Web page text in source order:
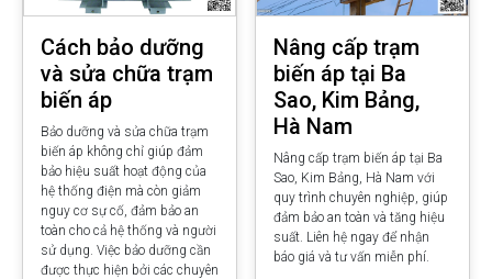
Cách bảo dưỡng
và sửa chữa trạm
biến áp
Bảo dưỡng và sửa chữa trạm
biến áp không chỉ giúp đảm
bảo hiệu suất hoạt động của
hệ thống điện mà còn giảm
nguy cơ sự cố, đảm bảo an
toàn cho cả hệ thống và người
sử dụng. Việc bảo dưỡng cần
được thực hiện bởi các chuyên
Nâng cấp trạm
biến áp tại Ba
Sao, Kim Bảng,
Hà Nam
Nâng cấp trạm biến áp tại Ba
Sao, Kim Bảng, Hà Nam với
quy trình chuyên nghiệp, giúp
đảm bảo an toàn và tăng hiệu
suất. Liên hệ ngay để nhận
báo giá và tư vấn miễn phí.